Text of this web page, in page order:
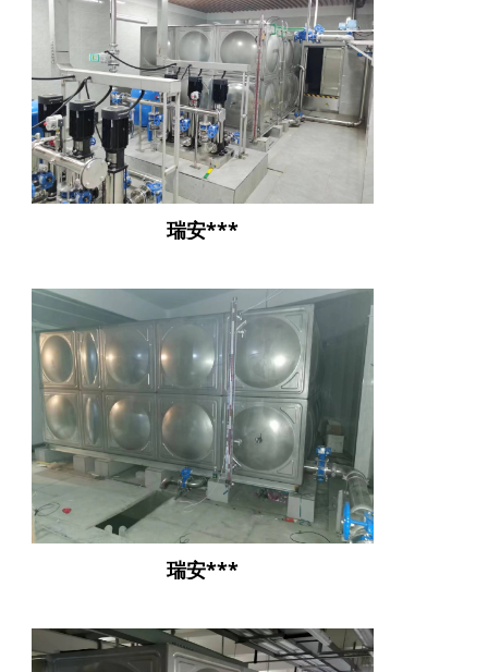
瑞安***
瑞安***